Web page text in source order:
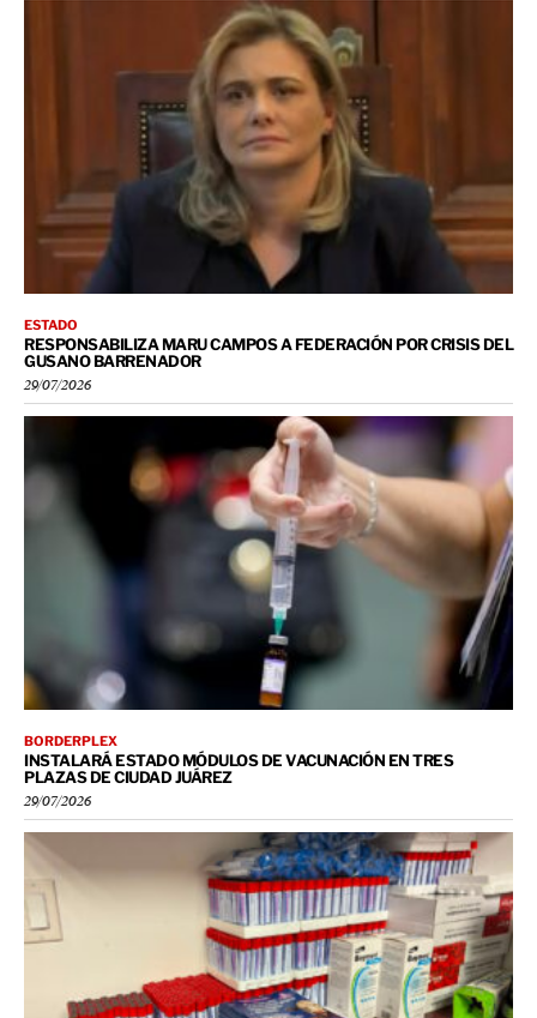
ESTADO
RESPONSABILIZA MARU CAMPOS A FEDERACIÓN POR CRISIS DEL
GUSANO BARRENADOR
29/07/2026
BORDERPLEX
INSTALARÁ ESTADO MÓDULOS DE VACUNACIÓN EN TRES
PLAZAS DE CIUDAD JUÁREZ
29/07/2026